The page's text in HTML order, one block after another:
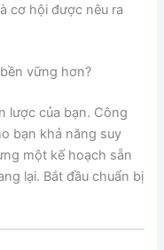
cơ hội được nêu ra
vững hơn?
lược của bạn. Công
bạn khả năng suy
một kế hoạch sẵn
lại. Bắt đầu chuẩn bị